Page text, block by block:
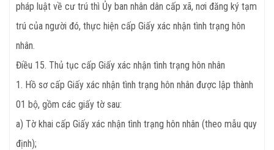
pháp luật về cư trú thì Ủy ban nhân dân cấp xã, nơi đăng ký tạm
trú của người đó, thực hiện cấp Giấy xác nhận tình trạng hôn
nhân.
Điều 15. Thủ tục cấp Giấy xác nhận tình trạng hôn nhân
1. Hồ sơ cấp Giấy xác nhận tình trạng hôn nhân được lập thành
01 bộ, gồm các giấy tờ sau:
a) Tờ khai cấp Giấy xác nhận tình trạng hôn nhân (theo mẫu quy
định);